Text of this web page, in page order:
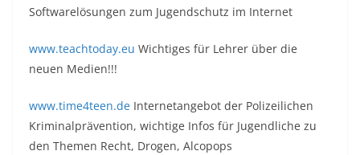
Softwarelösungen zum Jugendschutz im Internet
www.teachtoday.eu Wichtiges für Lehrer über die
neuen Medien!!!
www.time4teen.de Internetangebot der Polizeilichen
Kriminalprävention, wichtige Infos für Jugendliche zu
den Themen Recht, Drogen, Alcopops